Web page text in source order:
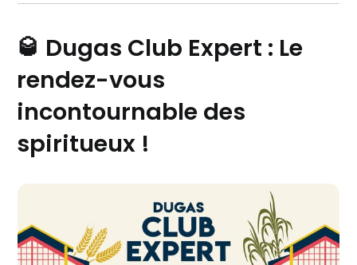
🥃 Dugas Club Expert : Le
rendez-vous
incontournable des
spiritueux !